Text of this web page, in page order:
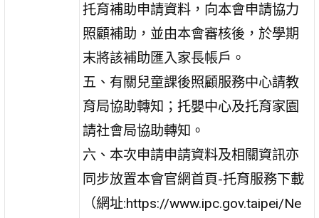
托育補助申請資料，向本會申請協力
照顧補助，並由本會審核後，於學期
末將該補助匯入家長帳戶。
五、有關兒童課後照顧服務中心請教
育局協助轉知；托嬰中心及托育家園
請社會局協助轉知。
六、本次申請申請資料及相關資訊亦
同步放置本會官網首頁-托育服務下載
（網址:https://www.ipc.gov.taipei/Ne